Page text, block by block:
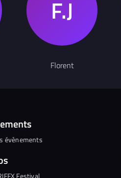
Florent
évènements
Festival